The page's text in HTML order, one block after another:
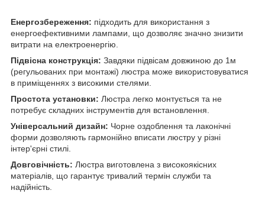
Енергозбереження: підходить для використання з
енергоефективними лампами, що дозволяє значно знизити
витрати на електроенергію.
Підвісна конструкція: Завдяки підвісам довжиною до 1м
(регульованих при монтажі) люстра може використовуватися
в приміщеннях з високими стелями.
Простота установки: Люстра легко монтується та не
потребує складних інструментів для встановлення.
Універсальний дизайн: Чорне оздоблення та лаконічні
форми дозволяють гармонійно вписати люстру у різні
інтер'єрні стилі.
Довговічність: Люстра виготовлена ​​з високоякісних
матеріалів, що гарантує тривалий термін служби та
надійність.